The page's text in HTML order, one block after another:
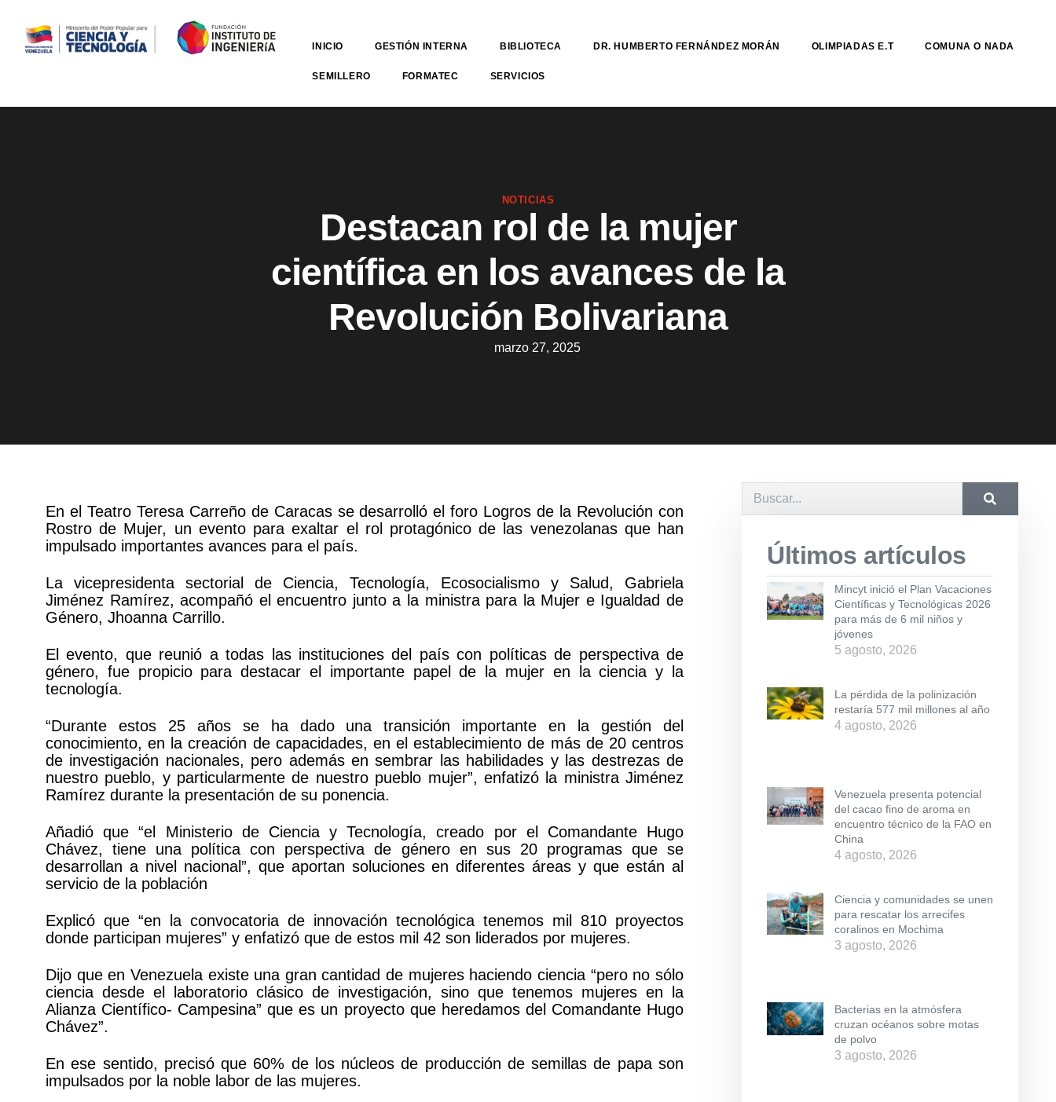
INICIO GESTIÓN INTERNA BIBLIOTECA DR. HUMBERTO FERNÁNDEZ MORÁN OLIMPIADAS E.T COMUNA O NADA
SEMILLERO FORMATEC SERVICIOS
NOTICIAS
Destacan rol de la mujer
científica en los avances de la
Revolución Bolivariana
marzo 27, 2025
En el Teatro Teresa Carreño de Caracas se desarrolló el foro Logros de la Revolución con
Rostro de Mujer, un evento para exaltar el rol protagónico de las venezolanas que han
impulsado importantes avances para el país.
La vicepresidenta sectorial de Ciencia, Tecnología, Ecosocialismo y Salud, Gabriela
Jiménez Ramírez, acompañó el encuentro junto a la ministra para la Mujer e Igualdad de
Género, Jhoanna Carrillo.
El evento, que reunió a todas las instituciones del país con políticas de perspectiva de
género, fue propicio para destacar el importante papel de la mujer en la ciencia y la
tecnología.
“Durante estos 25 años se ha dado una transición importante en la gestión del
conocimiento, en la creación de capacidades, en el establecimiento de más de 20 centros
de investigación nacionales, pero además en sembrar las habilidades y las destrezas de
nuestro pueblo, y particularmente de nuestro pueblo mujer”, enfatizó la ministra Jiménez
Ramírez durante la presentación de su ponencia.
Añadió que “el Ministerio de Ciencia y Tecnología, creado por el Comandante Hugo
Chávez, tiene una política con perspectiva de género en sus 20 programas que se
desarrollan a nivel nacional”, que aportan soluciones en diferentes áreas y que están al
servicio de la población
Explicó que “en la convocatoria de innovación tecnológica tenemos mil 810 proyectos
donde participan mujeres” y enfatizó que de estos mil 42 son liderados por mujeres.
Dijo que en Venezuela existe una gran cantidad de mujeres haciendo ciencia “pero no sólo
ciencia desde el laboratorio clásico de investigación, sino que tenemos mujeres en la
Alianza Científico- Campesina” que es un proyecto que heredamos del Comandante Hugo
Chávez”.
En ese sentido, precisó que 60% de los núcleos de producción de semillas de papa son
impulsados por la noble labor de las mujeres.
Últimos artículos
Mincyt inició el Plan Vacaciones
Científicas y Tecnológicas 2026
para más de 6 mil niños y
jóvenes
5 agosto, 2026
La pérdida de la polinización
restaría 577 mil millones al año
4 agosto, 2026
Venezuela presenta potencial
del cacao fino de aroma en
encuentro técnico de la FAO en
China
4 agosto, 2026
Ciencia y comunidades se unen
para rescatar los arrecifes
coralinos en Mochima
3 agosto, 2026
Bacterias en la atmósfera
cruzan océanos sobre motas
de polvo
3 agosto, 2026